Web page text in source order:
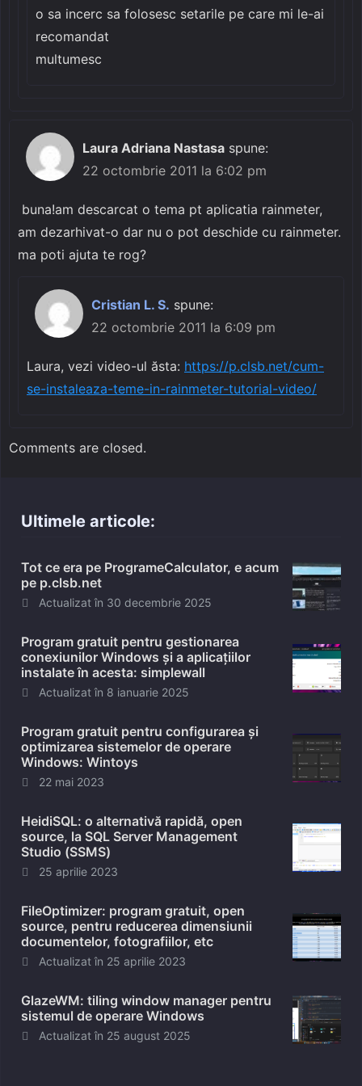
o sa incerc sa folosesc setarile pe care mi le-ai
recomandat
multumesc
Laura Adriana Nastasa spune:
22 octombrie 2011 la 6:02 pm
buna!am descarcat o tema pt aplicatia rainmeter,
am dezarhivat-o dar nu o pot deschide cu rainmeter.
ma poti ajuta te rog?
Cristian L. S. spune:
22 octombrie 2011 la 6:09 pm
Laura, vezi video-ul ăsta: https://p.clsb.net/cum-
se-instaleaza-teme-in-rainmeter-tutorial-video/
Comments are closed.
Ultimele articole:
Tot ce era pe ProgrameCalculator, e acum
pe p.clsb.net
Posted
Actualizat în 30 decembrie 2025
Program gratuit pentru gestionarea
conexiunilor Windows și a aplicațiilor
instalate în acesta: simplewall
Posted
Actualizat în 8 ianuarie 2025
Program gratuit pentru configurarea și
optimizarea sistemelor de operare
Windows: Wintoys
Posted
22 mai 2023
HeidiSQL: o alternativă rapidă, open
source, la SQL Server Management
Studio (SSMS)
Posted
25 aprilie 2023
FileOptimizer: program gratuit, open
source, pentru reducerea dimensiunii
documentelor, fotografiilor, etc
Posted
Actualizat în 25 aprilie 2023
GlazeWM: tiling window manager pentru
sistemul de operare Windows
Posted
Actualizat în 25 august 2025